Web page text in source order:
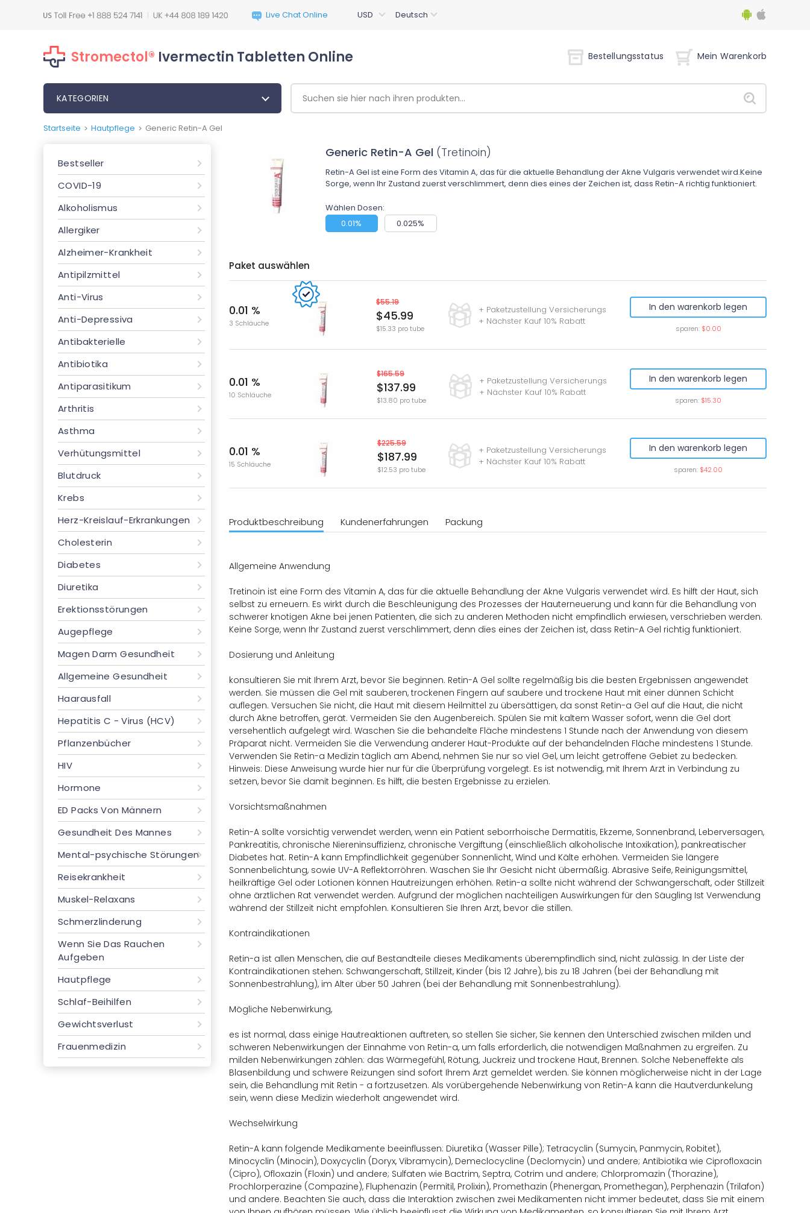
Stromectol® Ivermectin Tabletten Online Bestellungsstatus Mein Warenkorb
KATEGORIEN
Startseite > Hautpflege > Generic Retin-A Gel
Bestseller
COVID-19
Alkoholismus
Allergiker
Alzheimer-Krankheit
Antipilzmittel
Anti-Virus
Anti-Depressiva
Antibakterielle
Antibiotika
Antiparasitikum
Arthritis
Asthma
Verhütungsmittel
Blutdruck
Krebs
Herz-Kreislauf-Erkrankungen
Cholesterin
Diabetes
Diuretika
Erektionsstörungen
Augepflege
Magen Darm Gesundheit
Allgemeine Gesundheit
Haarausfall
Hepatitis C - Virus (HCV)
Pflanzenbücher
HIV
Hormone
ED Packs Von Männern
Gesundheit Des Mannes
Mental-psychische Störungen
Reisekrankheit
Muskel-Relaxans
Schmerzlinderung
Wenn Sie Das Rauchen
Aufgeben
Hautpflege
Schlaf-Beihilfen
Gewichtsverlust
Frauenmedizin
Generic Retin-A Gel (Tretinoin)
Retin-A Gel ist eine Form des Vitamin A, das für die aktuelle Behandlung der Akne Vulgaris verwendet wird.Keine
Sorge, wenn Ihr Zustand zuerst verschlimmert, denn dies eines der Zeichen ist, dass Retin-A richtig funktioniert.
Wählen Dosen:
0.01%
0.025%
Paket auswählen
0.01 %
3 Schläuche
+ Paketzustellung Versicherungs
+ Nächster Kauf 10% Rabatt
$55.19
$45.99
$15.33 pro tube
In den warenkorb legen
sparen: $0.00
0.01 %
10 Schläuche
+ Paketzustellung Versicherungs
+ Nächster Kauf 10% Rabatt
$165.59
$137.99
$13.80 pro tube
In den warenkorb legen
sparen: $15.30
0.01 %
15 Schläuche
+ Paketzustellung Versicherungs
+ Nächster Kauf 10% Rabatt
$225.59
$187.99
$12.53 pro tube
In den warenkorb legen
sparen: $42.00
Produktbeschreibung Kundenerfahrungen Packung
Allgemeine Anwendung
Tretinoin ist eine Form des Vitamin A, das für die aktuelle Behandlung der Akne Vulgaris verwendet wird. Es hilft der Haut, sich
selbst zu erneuern. Es wirkt durch die Beschleunigung des Prozesses der Hauterneuerung und kann für die Behandlung von
schwerer knotigen Akne bei jenen Patienten, die sich zu anderen Methoden nicht empfindlich erwiesen, verschrieben werden.
Keine Sorge, wenn Ihr Zustand zuerst verschlimmert, denn dies eines der Zeichen ist, dass Retin-A Gel richtig funktioniert.
Dosierung und Anleitung
konsultieren Sie mit Ihrem Arzt, bevor Sie beginnen. Retin-A Gel sollte regelmäßig bis die besten Ergebnissen angewendet
werden. Sie müssen die Gel mit sauberen, trockenen Fingern auf saubere und trockene Haut mit einer dünnen Schicht
auflegen. Versuchen Sie nicht, die Haut mit diesem Heilmittel zu übersättigen, da sonst Retin-a Gel auf die Haut, die nicht
durch Akne betroffen, gerät. Vermeiden Sie den Augenbereich. Spülen Sie mit kaltem Wasser sofort, wenn die Gel dort
versehentlich aufgelegt wird. Waschen Sie die behandelte Fläche mindestens 1 Stunde nach der Anwendung von diesem
Präparat nicht. Vermeiden Sie die Verwendung anderer Haut-Produkte auf der behandelnden Fläche mindestens 1 Stunde.
Verwenden Sie Retin-a Medizin täglich am Abend, nehmen Sie nur so viel Gel, um leicht getroffene Gebiet zu bedecken.
Hinweis: Diese Anweisung wurde hier nur für die Überprüfung vorgelegt. Es ist notwendig, mit Ihrem Arzt in Verbindung zu
setzen, bevor Sie damit beginnen. Es hilft, die besten Ergebnisse zu erzielen.
Vorsichtsmaßnahmen
Retin-A sollte vorsichtig verwendet werden, wenn ein Patient seborrhoische Dermatitis, Ekzeme, Sonnenbrand, Leberversagen,
Pankreatitis, chronische Niereninsuffizienz, chronische Vergiftung (einschließlich alkoholische Intoxikation), pankreatischer
Diabetes hat. Retin-A kann Empfindlichkeit gegenüber Sonnenlicht, Wind und Kälte erhöhen. Vermeiden Sie längere
Sonnenbelichtung, sowie UV-A Reflektorröhren. Waschen Sie Ihr Gesicht nicht übermäßig. Abrasive Seife, Reinigungsmittel,
heilkräftige Gel oder Lotionen können Hautreizungen erhöhen. Retin-a sollte nicht während der Schwangerschaft, oder Stillzeit
ohne ärztlichen Rat verwendet werden. Aufgrund der möglichen nachteiligen Auswirkungen für den Säugling Ist Verwendung
während der Stillzeit nicht empfohlen. Konsultieren Sie Ihren Arzt, bevor die stillen.
Kontraindikationen
Retin-a ist allen Menschen, die auf Bestandteile dieses Medikaments überempfindlich sind, nicht zulässig. In der Liste der
Kontraindikationen stehen: Schwangerschaft, Stillzeit, Kinder (bis 12 Jahre), bis zu 18 Jahren (bei der Behandlung mit
Sonnenbestrahlung), im Alter über 50 Jahren (bei der Behandlung mit Sonnenbestrahlung).
Mögliche Nebenwirkung,
es ist normal, dass einige Hautreaktionen auftreten, so stellen Sie sicher, Sie kennen den Unterschied zwischen milden und
schweren Nebenwirkungen der Einnahme von Retin-a, um falls erforderlich, die notwendigen Maßnahmen zu ergreifen. Zu
milden Nebenwirkungen zählen: das Wärmegefühl, Rötung, Juckreiz und trockene Haut, Brennen. Solche Nebeneffekte als
Blasenbildung und schwere Reizungen sind sofort Ihrem Arzt gemeldet werden. Sie können möglicherweise nicht in der Lage
sein, die Behandlung mit Retin - a fortzusetzen. Als vorübergehende Nebenwirkung von Retin-A kann die Hautverdunkelung
sein, wenn diese Medizin wiederholt angewendet wird.
Wechselwirkung
Retin-A kann folgende Medikamente beeinflussen: Diuretika (Wasser Pille); Tetracyclin (Sumycin, Panmycin, Robitet),
Minocyclin (Minocin), Doxycyclin (Doryx, Vibramycin), Demeclocycline (Declomycin) und andere; Antibiotika wie Ciprofloxacin
(Cipro), Ofloxazin (Floxin) und andere; Sulfaten wie Bactrim, Septra, Cotrim und andere; Chlorpromazin (Thorazine),
Prochlorperazine (Compazine), Fluphenazin (Permitil, Prolixin), Promethazin (Phenergan, Promethegan), Perphenazin (Trilafon)
und andere. Beachten Sie auch, dass die Interaktion zwischen zwei Medikamenten nicht immer bedeutet, dass Sie mit einem